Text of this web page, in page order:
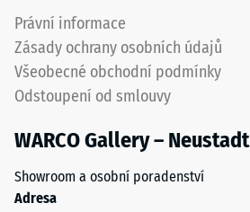
Právní informace
Zásady ochrany osobních údajů
Všeobecné obchodní podmínky
Odstoupení od smlouvy
WARCO Gallery – Neustadt
Showroom a osobní poradenství
Adresa